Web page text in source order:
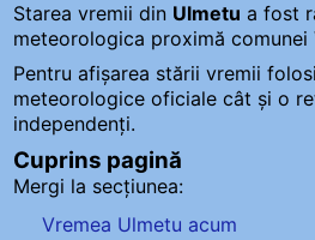
Starea vremii din Ulmetu a fost
meteorologica proximă comunei
Pentru afișarea stării vremii
meteorologice oficiale cât și o
independenți.
Cuprins pagină
Mergi la secțiunea:
Vremea Ulmetu acum